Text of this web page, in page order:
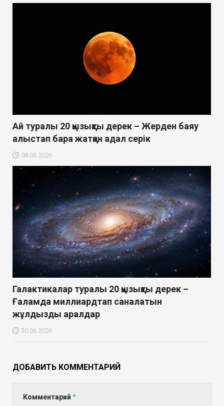
Ай туралы 20 қызықты дерек – Жерден баяу
алыстап бара жатқан адал серік
08.06.2026
Галактикалар туралы 20 қызықты дерек –
Ғаламда миллиардтап саналатын
жұлдызды аралдар
30.06.2026
ДОБАВИТЬ КОММЕНТАРИЙ
Комментарий *